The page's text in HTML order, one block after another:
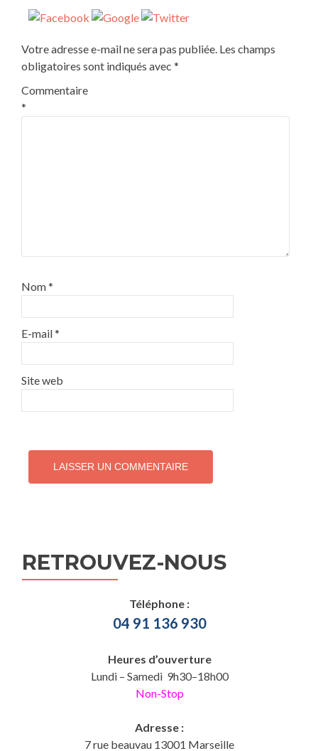
Votre adresse e-mail ne sera pas publiée. Les champs
obligatoires sont indiqués avec *
Commentaire
*
Nom*
E-mail*
Site web
RETROUVEZ-NOUS
Téléphone :
04 91 136 930
Heures d’ouverture
Lundi – Samedi 9h30–18h00
Non-Stop
Adresse :
7 rue beauvau 13001 Marseille